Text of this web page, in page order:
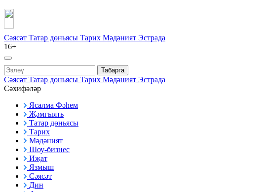
Сәясәт Татар дөньясы Тарих Мәдәният Эстрада
16+
Табарга
Сәясәт Татар дөньясы Тарих Мәдәният Эстрада
Сәхифәләр
Ясалма Фәһем
Җәмгыять
Татар дөньясы
Тарих
Мәдәният
Шоу-бизнес
Иҗат
Язмыш
Сәясәт
Дин